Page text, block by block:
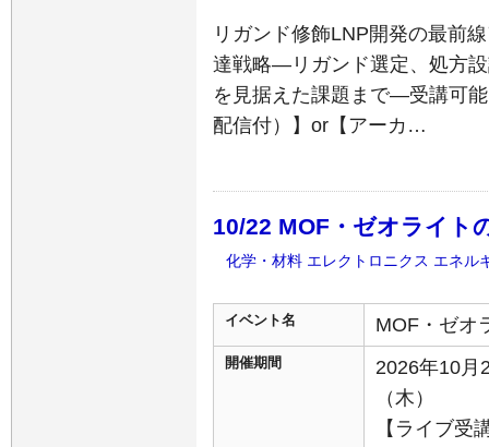
リガンド修飾LNP開発の最前
達戦略―リガンド選定、処方
を見据えた課題まで―受講可
配信付）】or【アーカ…
10/22 MOF・ゼオライト
化学・材料 エレクトロニクス エネル
イベント名 MOF・ゼオ
開催期間
2026年10月
（木）
【ライブ受